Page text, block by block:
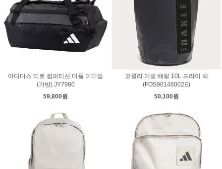
아디다스 티로 컴퍼티션 더플 미디엄
(가방) JY7980
59,800원
오클리 가방 배럴 10L 드라이 백
(FOS90148002E)
50,100원